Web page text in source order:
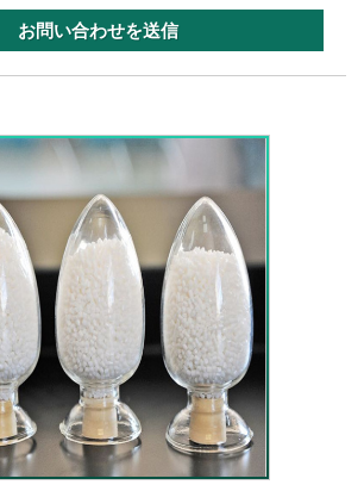
お問い合わせを送信